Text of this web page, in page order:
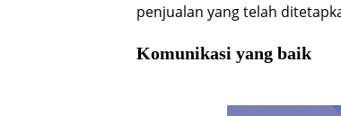
penjualan yang telah
Komunikasi yang baik